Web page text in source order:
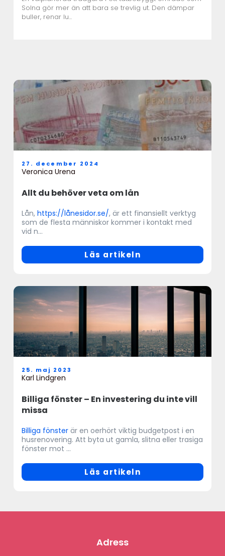
Solna gör mer än att bara se trevlig ut. Den dämpar
buller, renar lu...
Allt du behöver veta om lån
27. december 2024
Veronica Urena
Lån, https://lånesidor.se/, är ett finansiellt verktyg
som de flesta människor kommer i kontakt med
vid n...
Läs artikeln
Billiga fönster – En investering du inte vill
missa
25. maj 2023
Karl Lindgren
Billiga fönster är en oerhört viktig budgetpost i en
husrenovering. Att byta ut gamla, slitna eller trasiga
fönster mot ...
Läs artikeln
Adress